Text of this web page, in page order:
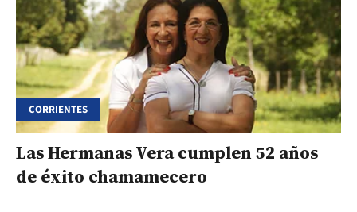
CORRIENTES
Las Hermanas Vera cumplen 52 años
de éxito chamamecero